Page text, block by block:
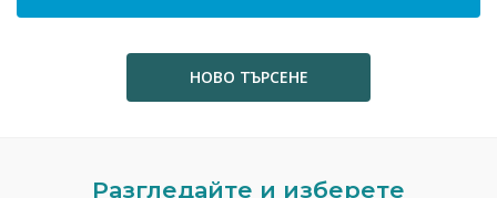
НОВО ТЪРСЕНЕ
Разгледайте и изберете